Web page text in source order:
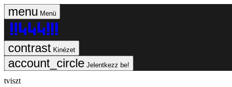
Menü
Kinézet
Jelentkezz be!
tviszt